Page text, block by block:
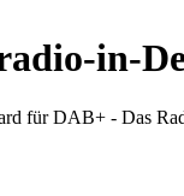
in-
für DAB+ - Das